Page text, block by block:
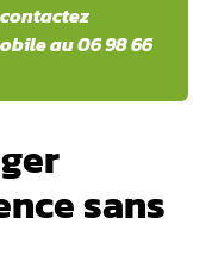
au 06 98 66
sans